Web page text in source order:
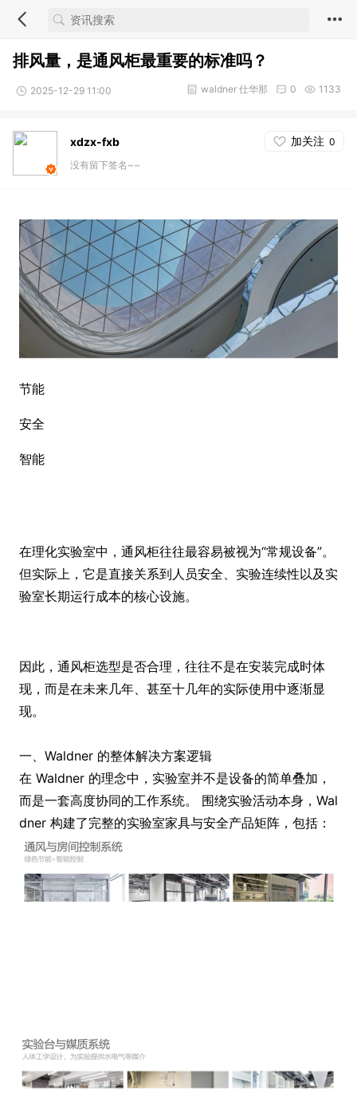
排风量，是通风柜最重要的标准吗？
2025-12-29 11:00 1133
0
waldner 仕华那
xdzx-fxb 加关注 0
没有留下签名~~
节能
安全
智能
在理化实验室中，通风柜往往最容易被视为“常规设备”。
但实际上，它是直接关系到人员安全、实验连续性以及实
验室长期运行成本的核心设施。
因此，通风柜选型是否合理，往往不是在安装完成时体
现，而是在未来几年、甚至十几年的实际使用中逐渐显
现。
一、Waldner 的整体解决方案逻辑
在 Waldner 的理念中，实验室并不是设备的简单叠加，
而是一套高度协同的工作系统。 围绕实验活动本身，Wal
dner 构建了完整的实验室家具与安全产品矩阵，包括：